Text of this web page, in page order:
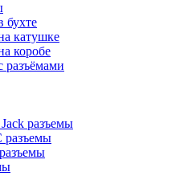
бухте
катушке
коробе
разъёмами
разъемы
разъемы